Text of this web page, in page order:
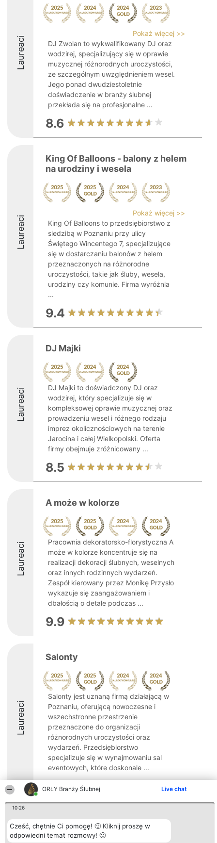
ORŁY Branży Ślubnej Live chat
10:26
Cześć, chętnie Ci pomogę! 🙂 Kliknij proszę w
odpowiedni temat rozmowy! 🙂
Laureaci
Pokaż więcej >>
DJ Zwolan to wykwalifikowany DJ oraz
wodzirej, specjalizujący się w oprawie
muzycznej różnorodnych uroczystości,
ze szczególnym uwzględnieniem wesel.
Jego ponad dwudziestoletnie
doświadczenie w branży ślubnej
przekłada się na profesjonalne ...
8.6
Laureaci
King Of Balloons - balony z helem
na urodziny i wesela
Pokaż więcej >>
King Of Balloons to przedsiębiorstwo z
siedzibą w Poznaniu przy ulicy
Świętego Wincentego 7, specjalizujące
się w dostarczaniu balonów z helem
przeznaczonych na różnorodne
uroczystości, takie jak śluby, wesela,
urodziny czy komunie. Firma wyróżnia
...
9.4
Laureaci
DJ Majki
DJ Majki to doświadczony DJ oraz
wodzirej, który specjalizuje się w
kompleksowej oprawie muzycznej oraz
prowadzeniu wesel i różnego rodzaju
imprez okolicznościowych na terenie
Jarocina i całej Wielkopolski. Oferta
firmy obejmuje zróżnicowany ...
8.5
Laureaci
A może w kolorze
Pracownia dekoratorsko-florystyczna A
może w kolorze koncentruje się na
realizacji dekoracji ślubnych, weselnych
oraz innych rodzinnych wydarzeń.
Zespół kierowany przez Monikę Przysło
wykazuje się zaangażowaniem i
dbałością o detale podczas ...
9.9
Laureaci
Salonty
Salonty jest uznaną firmą działającą w
Poznaniu, oferującą nowoczesne i
wszechstronne przestrzenie
przeznaczone do organizacji
różnorodnych uroczystości oraz
wydarzeń. Przedsiębiorstwo
specjalizuje się w wynajmowaniu sal
eventowych, które doskonale ...
9.6
Organizator plebiscytu
Bright Side Solutions sp. z o.
o. sp. k.
ul. Ruska 22
Plebiscyt
Laureaci
Lista
wszystkich
Kontakt
Kontakt